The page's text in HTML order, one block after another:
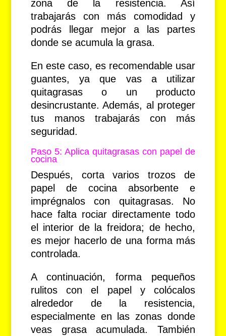
zona de la resistencia. Así
trabajarás con más comodidad y
podrás llegar mejor a las partes
donde se acumula la grasa.
En este caso, es recomendable usar
guantes, ya que vas a utilizar
quitagrasas o un producto
desincrustante. Además, al proteger
tus manos trabajarás con más
seguridad.
Paso 5: Aplica quitagrasas con papel de
cocina
Después, corta varios trozos de
papel de cocina absorbente e
imprégnalos con quitagrasas. No
hace falta rociar directamente todo
el interior de la freidora; de hecho,
es mejor hacerlo de una forma más
controlada.
A continuación, forma pequeños
rulitos con el papel y colócalos
alrededor de la resistencia,
especialmente en las zonas donde
veas grasa acumulada. También